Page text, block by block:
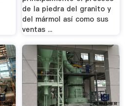
de la piedra del granito y
del mármol así como sus
ventas ...